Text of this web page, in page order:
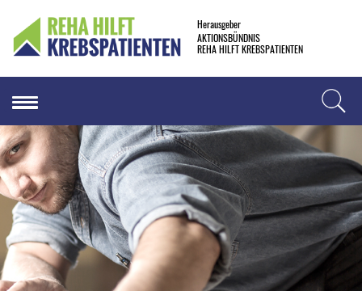
Herausgeber
AKTIONSBÜNDNIS
REHA HILFT KREBSPATIENTEN